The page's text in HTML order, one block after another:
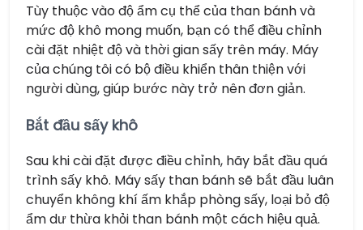
Tùy thuộc vào độ ẩm cụ thể của than bánh và
mức độ khô mong muốn, bạn có thể điều chỉnh
cài đặt nhiệt độ và thời gian sấy trên máy. Máy
của chúng tôi có bộ điều khiển thân thiện với
người dùng, giúp bước này trở nên đơn giản.
Bắt đầu sấy khô
Sau khi cài đặt được điều chỉnh, hãy bắt đầu quá
trình sấy khô. Máy sấy than bánh sẽ bắt đầu luân
chuyển không khí ấm khắp phòng sấy, loại bỏ độ
ẩm dư thừa khỏi than bánh một cách hiệu quả.